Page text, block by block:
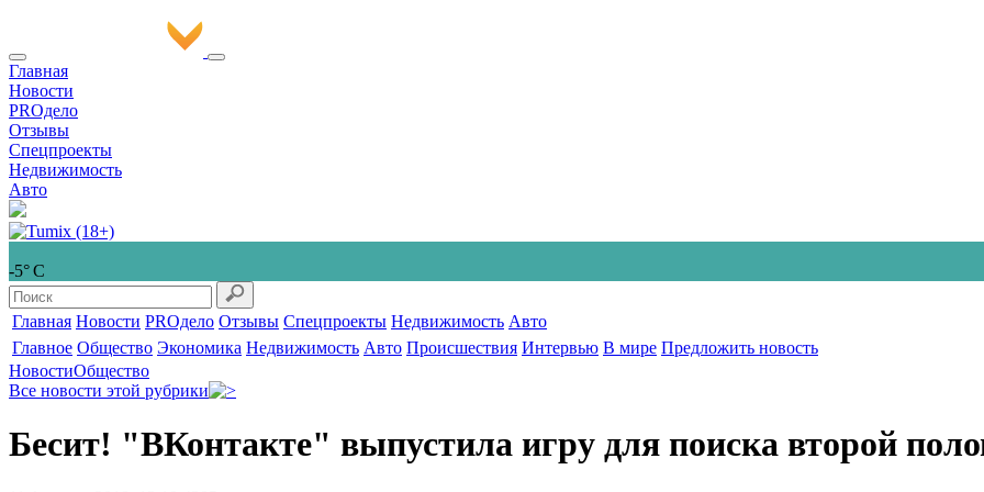
Главная
Новости
PROдело
Отзывы
Спецпроекты
Недвижимость
Авто
-5° С
Главная Новости PROдело Отзывы Спецпроекты Недвижимость Авто
Главное Общество Экономика Недвижимость Авто Происшествия Интервью В мире Предложить новость
НовостиОбщество
Все новости этой рубрики
Бесит! "ВКонтакте" выпустила игру для поиска второй